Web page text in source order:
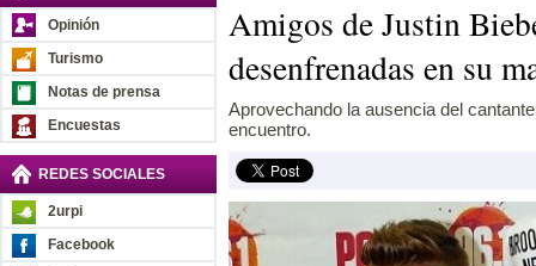
Opinión
Turismo
Notas de prensa
Encuestas
REDES SOCIALES
2urpi
Facebook
Amigos de Justin
desenfrenadas en su
Aprovechando la ausencia del
encuentro.